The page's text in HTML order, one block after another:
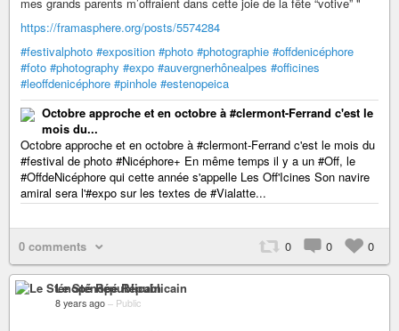
https://framasphere.org/posts/5574284
#festivalphoto #exposition #photo #photographie #offdenicéphore
#foto #photography #expo #auvergnerhônealpes #officines
#leoffdenicéphore #pinhole #estenopeica
Octobre approche et en octobre à #clermont-Ferrand c'est le
mois du...
Octobre approche et en octobre à #clermont-Ferrand c'est le mois du
#festival de photo #Nicéphore+ En même temps il y a un #Off, le
#OffdeNicéphore qui cette année s'appelle Les Off'Icines Son navire
amiral sera l'#expo sur les textes de #Vialatte...
0 comments 0 0 0
Le Sténopé Républicain
8 years ago – Public